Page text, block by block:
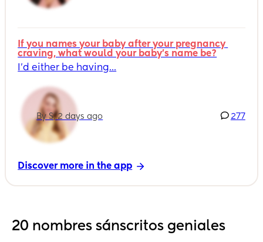
If you names your baby after your pregnancy
craving, what would your baby's name be?
I’d either be having...
By S, 2 days ago 277
Discover more in the app
20 nombres sánscritos geniales